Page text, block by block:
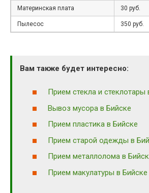
Материнская плата 30 руб.
Пылесос 350 руб.
Вам также будет интересно:
Прием стекла и стеклотары
Вывоз мусора в Бийске
Прием пластика в Бийске
Прием старой одежды в
Прием металлолома в
Прием макулатуры в Бийске